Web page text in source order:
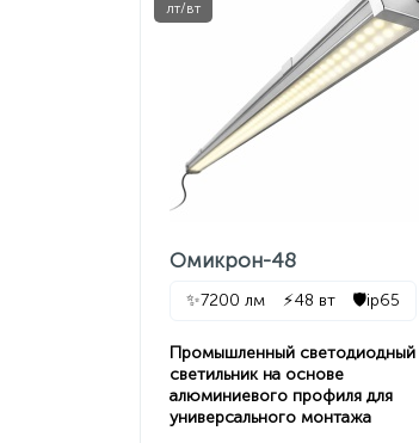
лт/вт
Омикрон-48
✨7200 лм ⚡48 вт 🛡️ip65
Промышленный светодиодный
светильник на основе
алюминиевого профиля для
универсального монтажа